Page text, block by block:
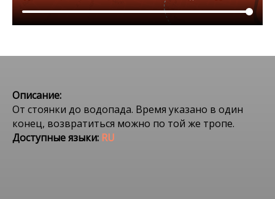
Описание:
От стоянки до водопада. Время указано в один
конец, возвратиться можно по той же тропе.
Доступные языки: RU